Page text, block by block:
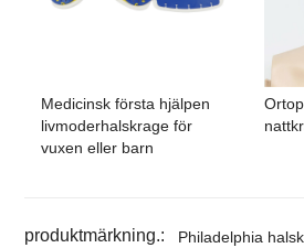
Medicinsk första hjälpen
livmoderhalskrage för
vuxen eller barn
produktmärkning.:
Philadelphia